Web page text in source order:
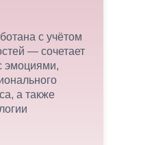
с учётом
— сочетает
эмоциями,
а также